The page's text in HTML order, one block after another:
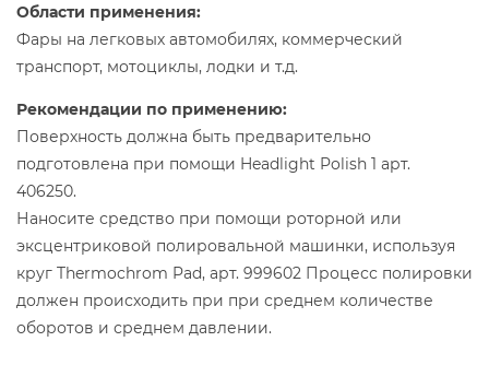
Области применения:
Фары на легковых автомобилях, коммерческий
транспорт, мотоциклы, лодки и т.д.
Рекомендации по применению:
Поверхность должна быть предварительно
подготовлена при помощи Headlight Polish 1 арт.
406250.
Наносите средство при помощи роторной или
эксцентриковой полировальной машинки, используя
круг Thermochrom Pad, арт. 999602 Процесс полировки
должен происходить при при среднем количестве
оборотов и среднем давлении.